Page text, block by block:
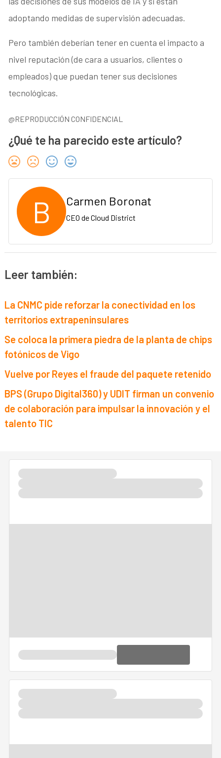
adoptando medidas de supervisión adecuadas.
Pero también deberían tener en cuenta el impacto a
nivel reputación (de cara a usuarios, clientes o
empleados) que puedan tener sus decisiones
tecnológicas.
@REPRODUCCIÓN CONFIDENCIAL
¿Qué te ha parecido este artículo?
B Carmen Boronat
CEO de Cloud District
Leer también:
La CNMC pide reforzar la conectividad en los
territorios extrapeninsulares
Se coloca la primera piedra de la planta de chips
fotónicos de Vigo
Vuelve por Reyes el fraude del paquete retenido
BPS (Grupo Digital360) y UDIT firman un convenio
de colaboración para impulsar la innovación y el
talento TIC